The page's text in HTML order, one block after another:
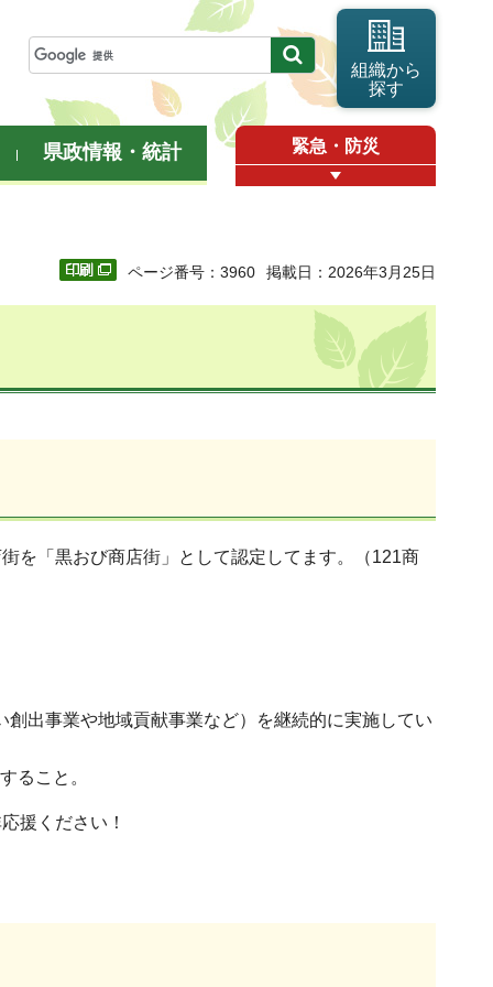
組織から
探す
県政情報・統計 緊急・防災
ページ番号：3960 掲載日：2026年3月25日
を「黒おび商店街」として認定してます。（121商
出事業や地域貢献事業など）を継続的に実施してい
ること。
援ください！